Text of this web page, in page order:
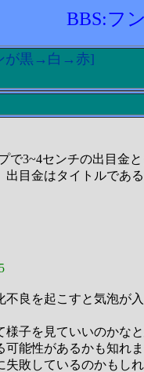
BBS:フ
が黒→白→赤]
で3~4センチの出目金
目金はタイトルであ
良を起こすと気泡が
子を見ていいのかなと
能性があるかも知れま
敗しているのかもしれ